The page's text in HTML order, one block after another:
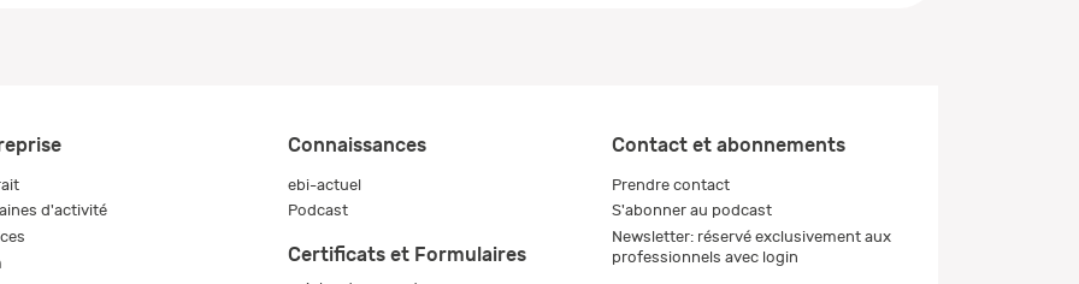
d'activité
Connaissances
ebi-actuel
Podcast
Certificats et Formulaires
Contact et abonnements
Prendre contact
S'abonner au podcast
Newsletter: réservé exclusivement aux
professionnels avec login